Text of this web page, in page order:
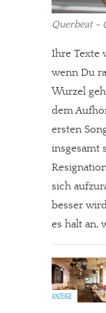
Querbeat –
Ihre Texte
wenn Du
Wurzel
dem
ersten
insgesamt
sich
besser
es halt an,